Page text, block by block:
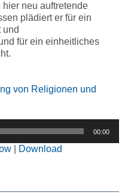
neu auftretende
plädiert er für ein
und
für ein einheitliches
von Religionen und
00:00
Download